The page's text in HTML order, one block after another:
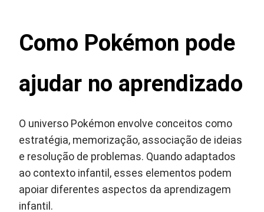
Como Pokémon pode
ajudar no aprendizado
O universo Pokémon envolve conceitos como
estratégia, memorização, associação de ideias
e resolução de problemas. Quando adaptados
ao contexto infantil, esses elementos podem
apoiar diferentes aspectos da aprendizagem
infantil.